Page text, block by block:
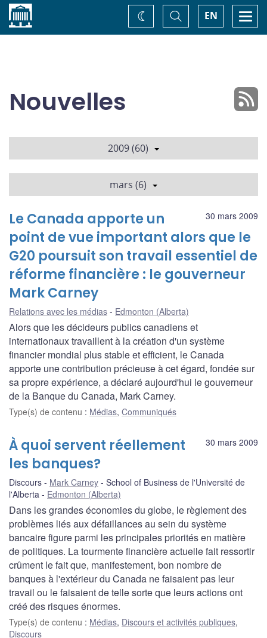
Accueil EN
Basculer
la
recherche
Changez
de
Nouvelles
2009 (60)
mars (6)
30 mars 2009
Le Canada apporte un
point de vue important alors que le
G20 poursuit son travail essentiel de
réforme financière : le gouverneur
Mark Carney
Relations avec les médias Edmonton (Alberta)
Alors que les décideurs publics canadiens et
internationaux travaillent à la création d'un système
financier mondial plus stable et efficient, le Canada
apporte une contribution précieuse à cet égard, fondée sur
sa propre expérience, a déclaré aujourd'hui le gouverneur
de la Banque du Canada, Mark Carney.
Type(s) de contenu : Médias, Communiqués
30 mars 2009
À quoi servent réellement
les banques?
Discours Mark Carney
School of Business de l'Université de
l'Alberta
Edmonton (Alberta)
Dans les grandes économies du globe, le règlement des
problèmes liés aux défaillances au sein du système
bancaire figure parmi les principales priorités en matière
de politiques. La tourmente financière actuelle fait ressortir
crûment le fait que, manifestement, bon nombre de
banques à l'extérieur du Canada ne faisaient pas leur
travail ou le faisaient de telle sorte que leurs actions ont
créé des risques énormes.
Type(s) de contenu : Médias, Discours et activités publiques,
Discours